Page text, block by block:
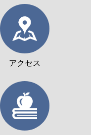
アクセス